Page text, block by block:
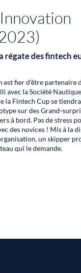
régate des fintech
est fier d’être partenaire
avec la Société
la Fintech Cup se
sur des Grand-
à bord. Pas de stress
des novices ! Mis à la
un skipper
qui le demande.